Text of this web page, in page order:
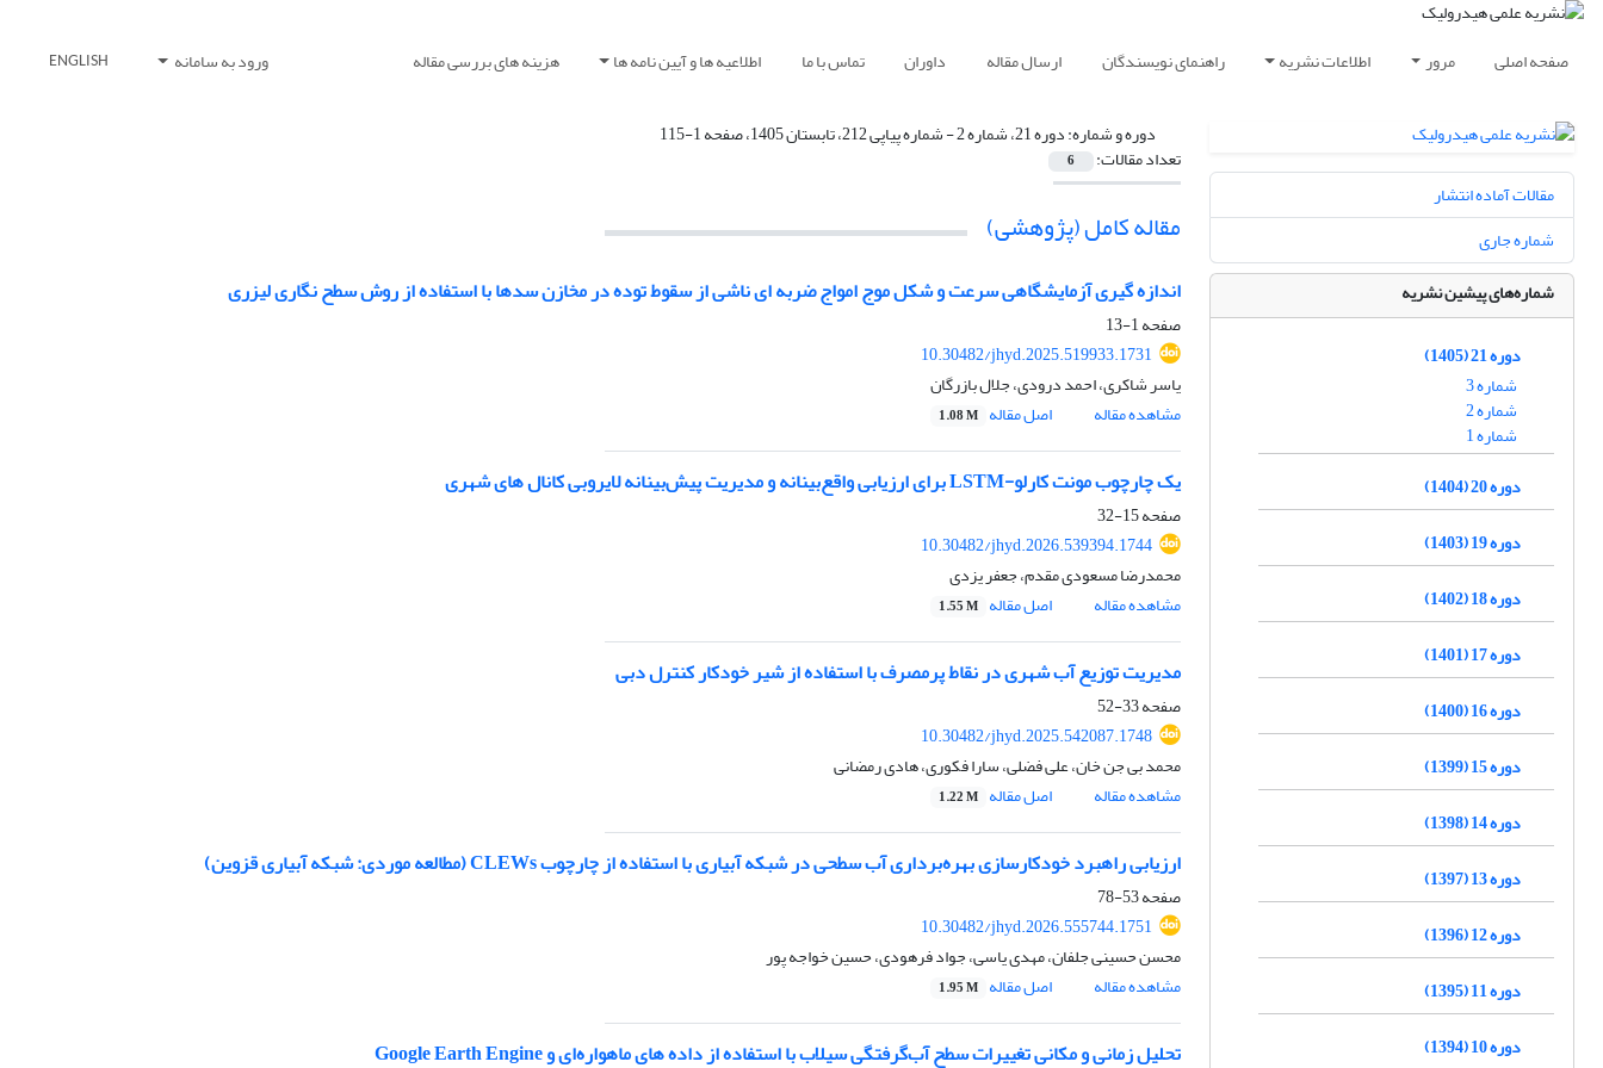
صفحه اصلی مرور اطلاعات نشریه راهنمای نویسندگان ارسال مقاله داوران تماس با ما اطلاعیه ها و آیین نامه ها هزینه های بررسی مقاله ورود به سامانه ENGLISH
دوره و شماره:دوره 21، شماره 2 - شماره پیاپی 212، تابستان 1405، صفحه 1-115
تعداد مقالات: 6
مقاله کامل (پژوهشی)
اندازه گیری آزمایشگاهی سرعت و شکل موج امواج ضربه ای ناشی از سقوط توده در مخازن سدها با استفاده از روش سطح نگاری لیزری
صفحه1-13
10.30482/jhyd.2025.519933.1731
یاسر شاکری، احمد درودی، جلال بازرگان
مشاهده مقاله
اصل مقاله 1.08 M
یک چارچوب مونت کارلو-LSTM برای ارزیابی واقع‌بینانه و مدیریت پیش‌بینانه لایروبی کانال های شهری
صفحه15-32
10.30482/jhyd.2026.539394.1744
محمدرضا مسعودی مقدم، جعفر یزدی
مشاهده مقاله
اصل مقاله 1.55 M
مدیریت توزیع آب شهری در نقاط پرمصرف با استفاده از شیر خودکار کنترل دبی
صفحه33-52
10.30482/jhyd.2025.542087.1748
محمد بی جن خان، علی فضلی، سارا فکوری، هادی رمضانی
مشاهده مقاله
اصل مقاله 1.22 M
ارزیابی راهبرد خودکارسازی بهره‌برداری آب سطحی در شبکه آبیاری با استفاده از چارچوب CLEWs (مطالعه موردی: شبکه آبیاری قزوین)
صفحه53-78
10.30482/jhyd.2026.555744.1751
محسن حسینی جلفان، مهدی یاسی، جواد فرهودی، حسین خواجه پور
مشاهده مقاله
اصل مقاله 1.95 M
تحلیل زمانی و مکانی تغییرات سطح آب‌گرفتگی سیلاب با استفاده از داده های ماهواره‌ای و Google Earth Engine
مقالات آماده انتشار
شماره جاری
شماره‌های پیشین نشریه
دوره 21 (1405)
شماره 3
شماره 2
شماره 1
دوره 20 (1404)
دوره 19 (1403)
دوره 18 (1402)
دوره 17 (1401)
دوره 16 (1400)
دوره 15 (1399)
دوره 14 (1398)
دوره 13 (1397)
دوره 12 (1396)
دوره 11 (1395)
دوره 10 (1394)